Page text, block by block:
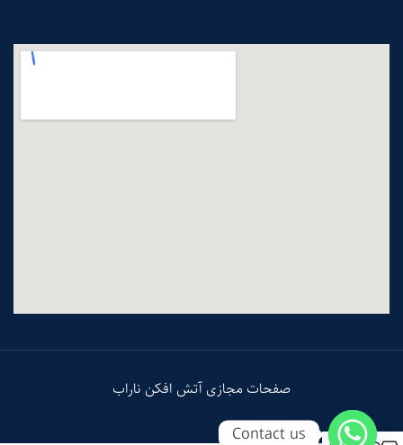
صفحات مجازی آتش افکن ناراب
0
Contact us